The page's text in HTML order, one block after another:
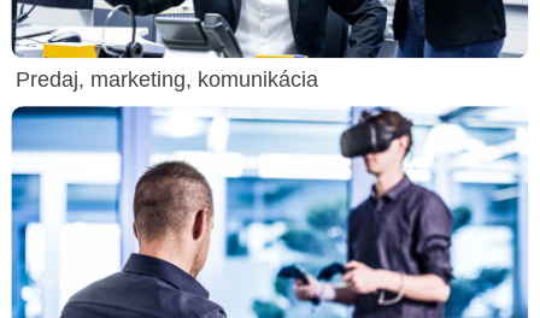
Predaj, marketing, komunikácia